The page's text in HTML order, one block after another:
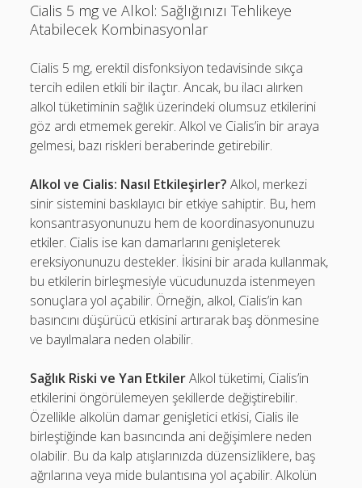
Cialis 5 mg ve Alkol: Sağlığınızı Tehlikeye
Atabilecek Kombinasyonlar
Cialis 5 mg, erektil disfonksiyon tedavisinde sıkça
tercih edilen etkili bir ilaçtır. Ancak, bu ilacı alırken
alkol tüketiminin sağlık üzerindeki olumsuz etkilerini
göz ardı etmemek gerekir. Alkol ve Cialis’in bir araya
gelmesi, bazı riskleri beraberinde getirebilir.
Alkol ve Cialis: Nasıl Etkileşirler? Alkol, merkezi
sinir sistemini baskılayıcı bir etkiye sahiptir. Bu, hem
konsantrasyonunuzu hem de koordinasyonunuzu
etkiler. Cialis ise kan damarlarını genişleterek
ereksiyonunuzu destekler. İkisini bir arada kullanmak,
bu etkilerin birleşmesiyle vücudunuzda istenmeyen
sonuçlara yol açabilir. Örneğin, alkol, Cialis’in kan
basıncını düşürücü etkisini artırarak baş dönmesine
ve bayılmalara neden olabilir.
Sağlık Riski ve Yan EtkilerAlkol tüketimi, Cialis’in
etkilerini öngörülemeyen şekillerde değiştirebilir.
Özellikle alkolün damar genişletici etkisi, Cialis ile
birleştiğinde kan basıncında ani değişimlere neden
olabilir. Bu da kalp atışlarınızda düzensizliklere, baş
ağrılarına veya mide bulantısına yol açabilir. Alkolün